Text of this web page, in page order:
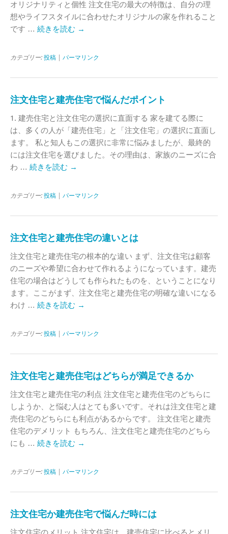
オリジナリティと個性 注文住宅の最大の特徴は、自分の理
想やライフスタイルに合わせたオリジナルの家を作れること
です … 続きを読む →
カテゴリー: 投稿 パーマリンク
注文住宅と建売住宅で悩んだポイント
1. 建売住宅と注文住宅の選択に直面する 家を建てる際に
は、多くの人が「建売住宅」と「注文住宅」の選択に直面し
ます。 私と知人もこの選択に非常に悩みましたが、最終的
には注文住宅を選びました。その理由は、家族のニーズに合
わ … 続きを読む →
カテゴリー: 投稿 パーマリンク
注文住宅と建売住宅の違いとは
注文住宅と建売住宅の根本的な違い まず、注文住宅は顧客
のニーズや希望に合わせて作れるようになっています。建売
住宅の場合はどうしても作られたものを、ということになり
ます。ここがまず、注文住宅と建売住宅の明確な違いになる
わけ … 続きを読む →
カテゴリー: 投稿 パーマリンク
注文住宅と建売住宅はどちらが満足できるか
注文住宅と建売住宅の利点 注文住宅と建売住宅のどちらに
しようか、と悩む人はとても多いです。それは注文住宅と建
売住宅のどちらにも利点があるからです。 注文住宅と建売
住宅のデメリット もちろん、注文住宅と建売住宅のどちら
にも … 続きを読む →
カテゴリー: 投稿 パーマリンク
注文住宅か建売住宅で悩んだ時には